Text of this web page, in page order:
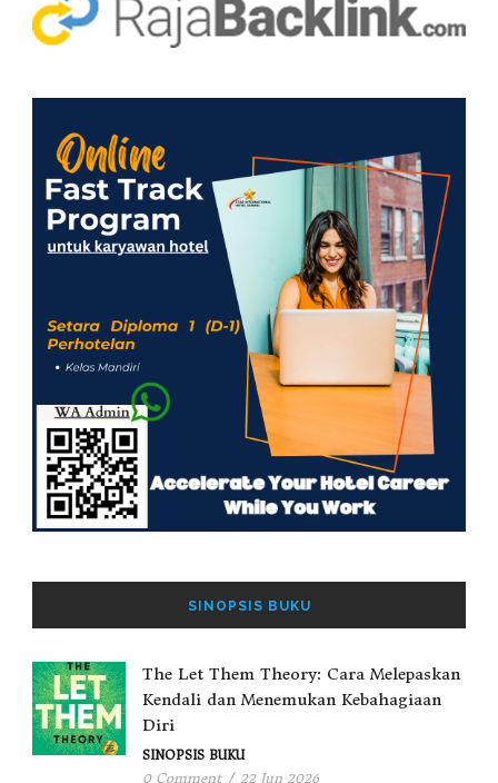
SINOPSIS BUKU
The Let Them Theory: Cara Melepaskan
Kendali dan Menemukan Kebahagiaan
Diri
SINOPSIS BUKU
0 Comment / 22 Jun 2026